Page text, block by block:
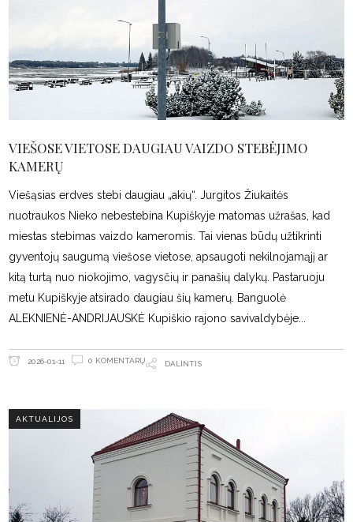
VIEŠOSE VIETOSE DAUGIAU VAIZDO STEBĖJIMO
KAMERŲ
Viešąsias erdves stebi daugiau „akių“. Jurgitos Žiukaitės
nuotraukos Nieko nebestebina Kupiškyje matomas užrašas, kad
miestas stebimas vaizdo kameromis. Tai vienas būdų užtikrinti
gyventojų saugumą viešose vietose, apsaugoti nekilnojamąjį ar
kitą turtą nuo niokojimo, vagysčių ir panašių dalykų. Pastaruoju
metu Kupiškyje atsirado daugiau šių kamerų. Banguolė
ALEKNIENĖ-ANDRIJAUSKĖ Kupiškio rajono savivaldybėje
2026-01-11 0 KOMENTARŲ DALINTIS
AKTUALIJOS